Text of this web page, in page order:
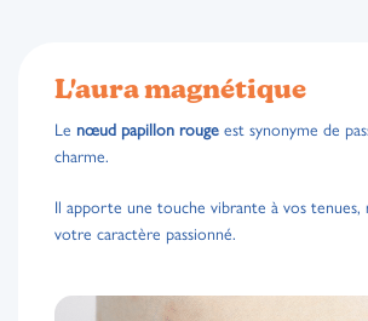
L'aura magnétique
Le nœud papillon rouge est synonyme de
charme.
Il apporte une touche vibrante à vos tenues,
votre caractère passionné.